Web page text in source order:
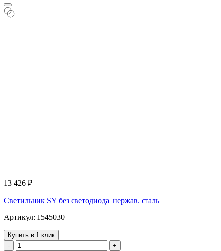
13 426 ₽
Светильник SY без светодиода, нержав. сталь
Артикул: 1545030
Купить в 1 клик
-
+